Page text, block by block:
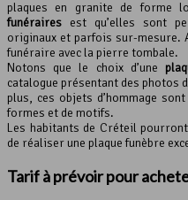
plaques en granite de forme
funéraires est qu’elles sont
originaux et parfois sur-mesure.
funéraire avec la pierre tombale.
Notons que le choix d’une
catalogue présentant des photos
plus, ces objets d’hommage
formes et de motifs.
Les habitants de Créteil
de réaliser une plaque funèbre
Tarif à prévoir pour